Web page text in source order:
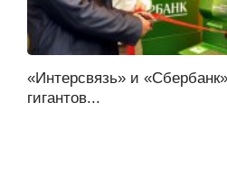
«Интерсвязь» и
гигантов...